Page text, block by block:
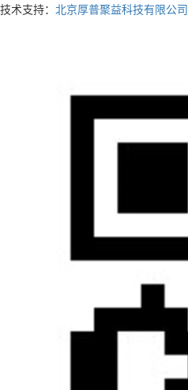
技术支持： 北京厚普聚益科技有限公司